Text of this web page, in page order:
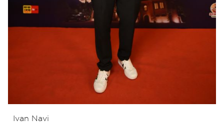
Ivan Navi